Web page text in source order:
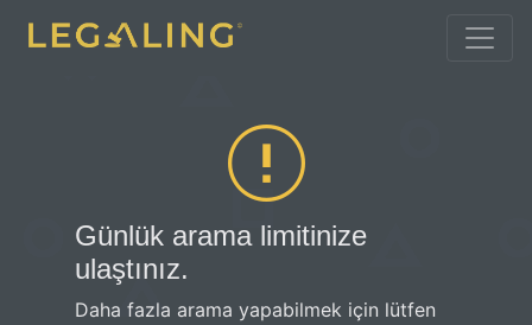
Günlük arama limitinize
ulaştınız.
Daha fazla arama yapabilmek için lütfen